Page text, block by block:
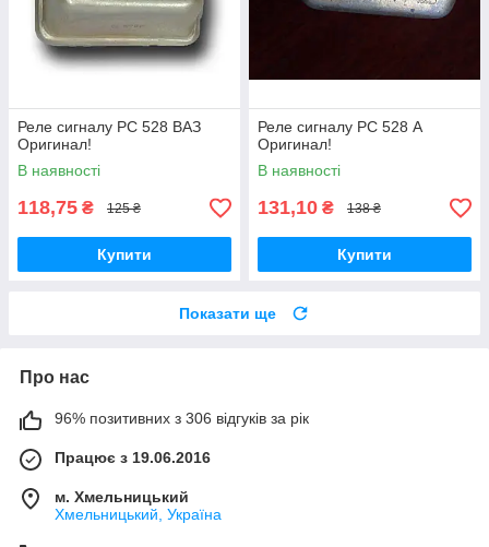
Реле сигналу РС 528 ВАЗ
Оригинал!
В наявності
118,75 ₴ 125 ₴
Купити
Реле сигналу РС 528 А
Оригинал!
В наявності
131,10 ₴ 138 ₴
Купити
Показати ще
Про нас
96% позитивних з 306 відгуків за рік
Працює з 19.06.2016
м. Хмельницький
Хмельницький, Україна